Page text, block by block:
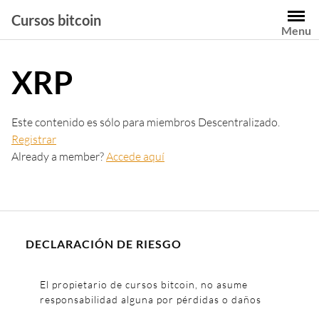
contenido
Cursos bitcoin
Menu
XRP
Este contenido es sólo para miembros Descentralizado.
Registrar
Already a member?Accede aquí
DECLARACIÓN DE RIESGO
El propietario de cursos bitcoin, no asume
responsabilidad alguna por pérdidas o daños